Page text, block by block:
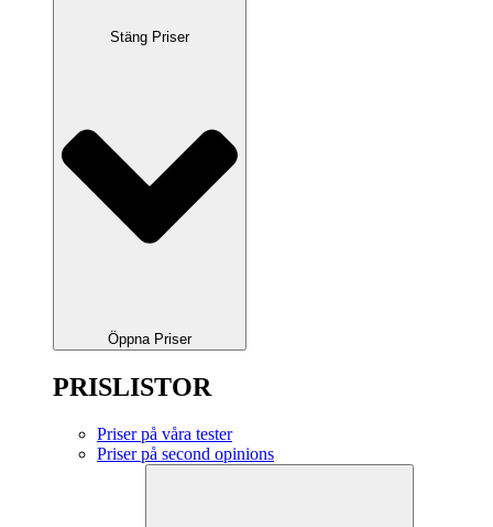
Stäng Priser
Öppna Priser
PRISLISTOR
Priser på våra tester
Priser på second opinions